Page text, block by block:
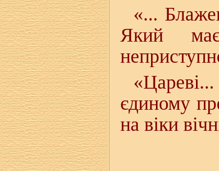
«...
Який
«Цареві...
єдиному
на віки